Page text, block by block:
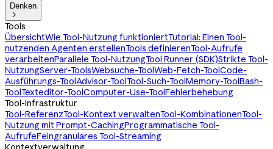
Denken

Tools
ÜbersichtWie Tool-Nutzung funktioniertTutorial: Einen Tool-
nutzenden Agenten erstellenTools definierenTool-Aufrufe
verarbeitenParallele Tool-NutzungTool Runner (SDK)Strikte Tool-
NutzungServer-ToolsWebsuche-ToolWeb-Fetch-ToolCode-
Ausführungs-ToolAdvisor-ToolTool-Such-ToolMemory-ToolBash-
ToolTexteditor-ToolComputer-Use-ToolFehlerbehebung
Tool-Infrastruktur
Tool-ReferenzTool-Kontext verwaltenTool-KombinationenTool-
Nutzung mit Prompt-CachingProgrammatische Tool-
AufrufeFeingranulares Tool-Streaming